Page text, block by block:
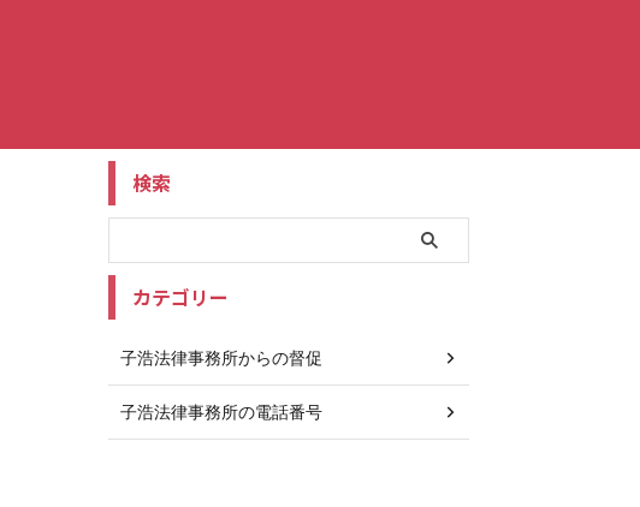
検索
カテゴリー
子浩法律事務所からの督促
子浩法律事務所の電話番号